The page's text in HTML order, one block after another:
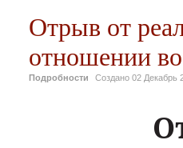
Отрыв от
отношении
Подробности Создано 02 Декабрь